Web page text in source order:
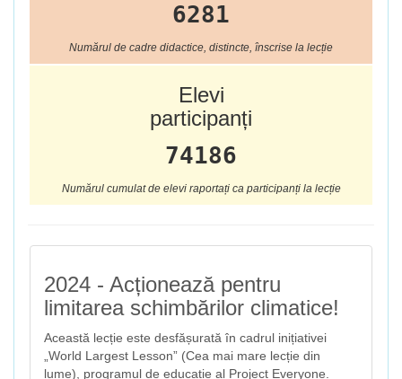
6281
Numărul de cadre didactice, distincte, înscrise la lecție
Elevi
participanți
74186
Numărul cumulat de elevi raportați ca participanți la lecție
2024 - Acționează pentru
limitarea schimbărilor climatice!
Această lecție este desfășurată în cadrul inițiativei
„World Largest Lesson” (Cea mai mare lecție din
lume), programul de educație al Project Everyone.